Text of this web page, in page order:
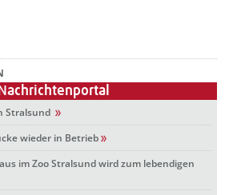
Nachrichtenportal
Stralsund
wieder in Betrieb
im Zoo Stralsund wird zum lebendigen